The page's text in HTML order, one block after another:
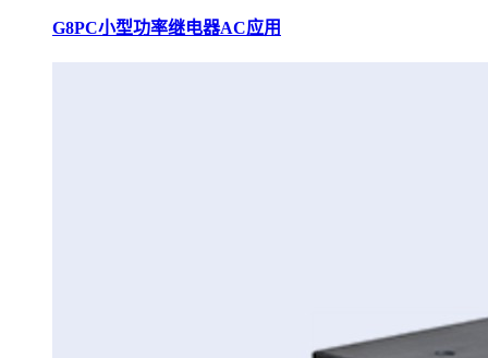
G8PC小型功率继电器AC应用